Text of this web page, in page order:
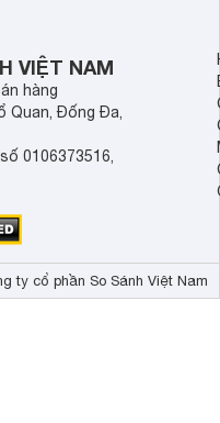
VIỆT NAM
hàng
Quan, Đống Đa,
0106373516,
ty cổ phần So Sánh Việt Nam